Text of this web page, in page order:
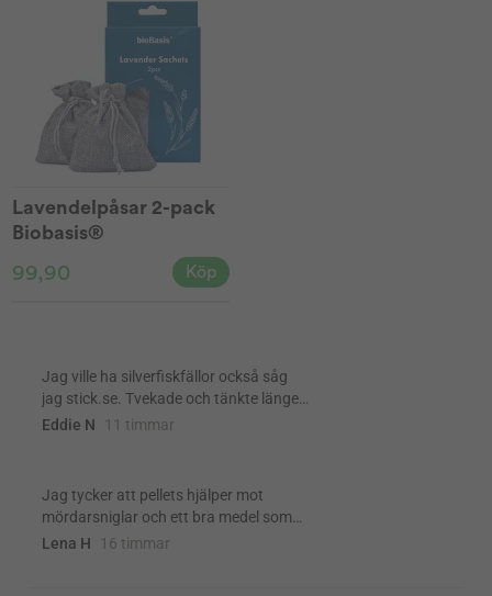
Lavendelpåsar 2-pack
Biobasis®
99,90 Köp